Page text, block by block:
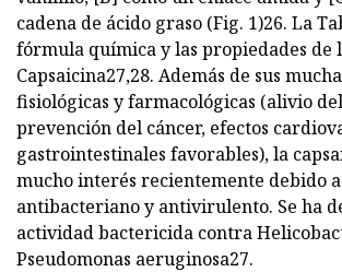
cadena de ácido graso (Fig. 1)26. La
fórmula química y las propiedades de
Capsaicina27,28. Además de sus
fisiológicas y farmacológicas (alivio
prevención del cáncer, efectos
gastrointestinales favorables), la
mucho interés recientemente debido
antibacteriano y antivirulento. Se ha
actividad bactericida contra
Pseudomonas aeruginosa27.